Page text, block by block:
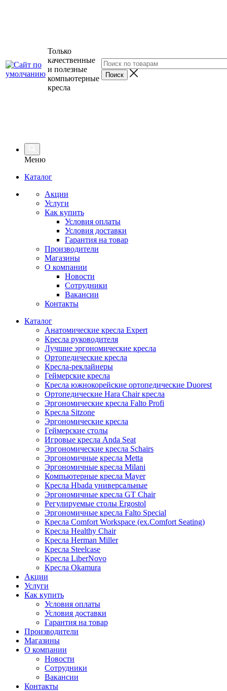
Только
качественные
и полезные
компьютерные
кресла
Меню
Каталог
Акции
Услуги
Как купить
Условия оплаты
Условия доставки
Гарантия на товар
Производители
Магазины
О компании
Новости
Сотрудники
Вакансии
Контакты
Каталог
Анатомические кресла Expert
Кресла руководителя
Лучшие эргономические кресла
Ортопедические кресла
Кресла-реклайнеры
Геймерские кресла
Кресла южнокорейские ортопедические Duorest
Ортопедические Hara Chair кресла
Эргономические кресла Falto Profi
Кресла Sitzone
Эргономические кресла
Геймерские столы
Игровые кресла Anda Seat
Эргономические кресла Schairs
Эргономичные кресла Metta
Эргономичные кресла Milani
Компьютерные кресла Mayer
Кресла Hbada универсальные
Эргономичные кресла GT Chair
Регулируемые столы Ergostol
Эргономичные кресла Falto Special
Кресла Comfort Workspace (ex.Comfort Seating)
Кресла Healthy Chair
Кресла Herman Miller
Кресла Steelcase
Кресла LiberNovo
Кресла Okamura
Акции
Услуги
Как купить
Условия оплаты
Условия доставки
Гарантия на товар
Производители
Магазины
О компании
Новости
Сотрудники
Вакансии
Контакты